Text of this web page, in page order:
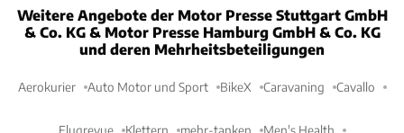
Weitere Angebote der Motor Presse Stuttgart GmbH
& Co. KG & Motor Presse Hamburg GmbH & Co. KG
und deren Mehrheitsbeteiligungen
Aerokurier Auto Motor und Sport BikeX Caravaning Cavallo